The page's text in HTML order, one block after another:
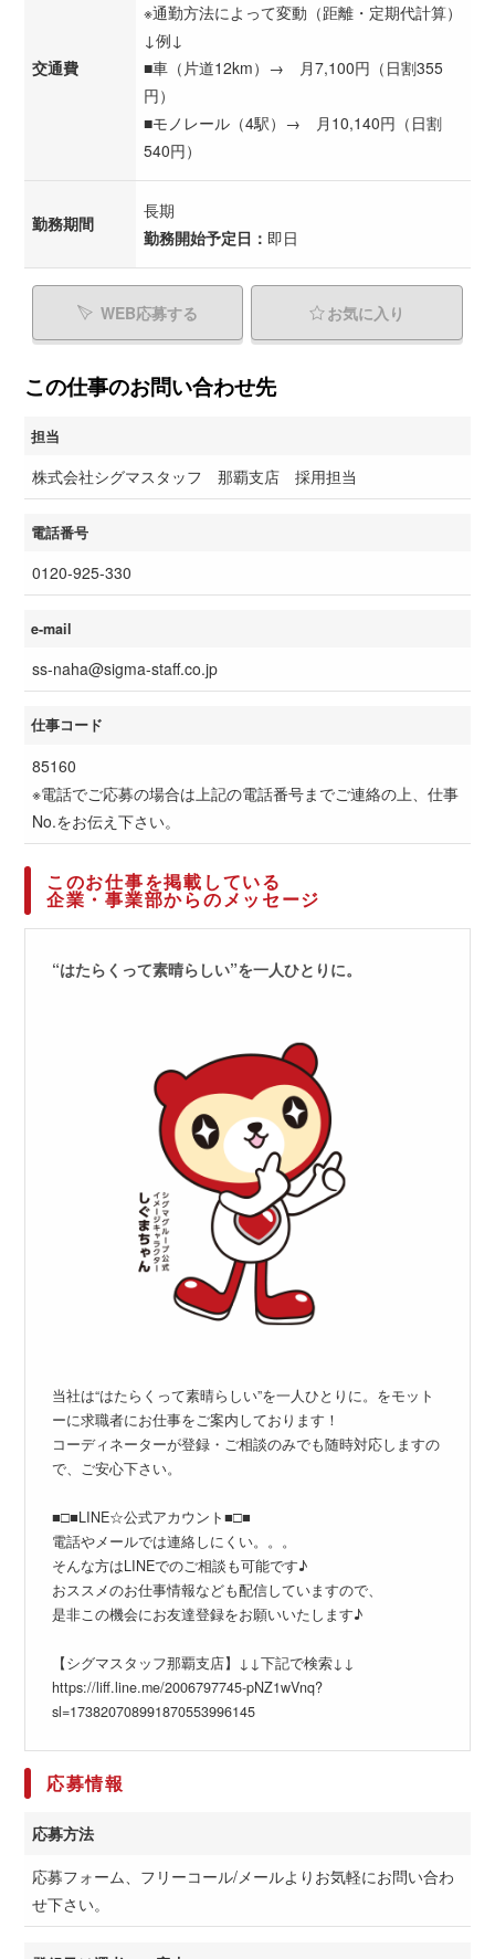
交通費
※通勤方法によって変動（距離・定期代計算）
↓例↓
■車（片道12km）→ 月7,100円（日割355
円）
■モノレール（4駅）→ 月10,140円（日割
540円）
勤務期間
長期
勤務開始予定日： 即日
WEB応募する お気に入り
この仕事のお問い合わせ先
担当
株式会社シグマスタッフ 那覇支店 採用担当
電話番号
0120-925-330
e-mail
ss-naha@sigma-staff.co.jp
仕事コード
85160
※電話でご応募の場合は上記の電話番号までご連絡の上、仕事
No.をお伝え下さい。
このお仕事を掲載している
企業・事業部からのメッセージ
“はたらくって素晴らしい”を一人ひとりに。
当社は“はたらくって素晴らしい”を一人ひとりに。をモット
ーに求職者にお仕事をご案内しております！
コーディネーターが登録・ご相談のみでも随時対応しますの
で、ご安心下さい。
■□■LINE☆公式アカウント■□■
電話やメールでは連絡しにくい。。。
そんな方はLINEでのご相談も可能です♪
おススメのお仕事情報なども配信していますので、
是非この機会にお友達登録をお願いいたします♪
【シグマスタッフ那覇支店】↓↓下記で検索↓↓
https://liff.line.me/2006797745-pNZ1wVnq?
sl=173820708991870553996145
応募情報
応募方法
応募フォーム、フリーコール/メールよりお気軽にお問い合わ
せ下さい。